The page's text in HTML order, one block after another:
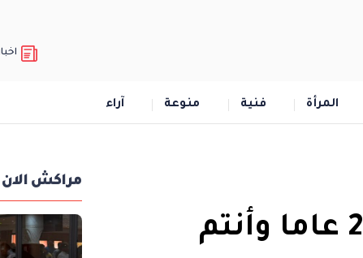
المرأة فنية منوعة آراء
رونالدو رد على الانتقادات: “منذ 23 عاما وأنتم
مراكش الان TV